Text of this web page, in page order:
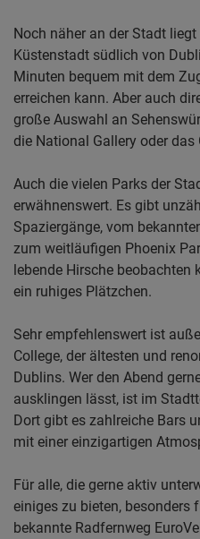
Noch näher an der Stadt
Küstenstadt südlich von
Minuten bequem mit dem
erreichen kann. Aber auch
große Auswahl an
die National Gallery oder das
Auch die vielen Parks der
erwähnenswert. Es gibt
Spaziergänge, vom
zum weitläufigen Phoenix
lebende Hirsche beobachten
ein ruhiges Plätzchen.
Sehr empfehlenswert ist
College, der ältesten und
Dublins. Wer den Abend
ausklingen lässt, ist im
Dort gibt es zahlreiche Bars
mit einer einzigartigen
Für alle, die gerne aktiv
einiges zu bieten, besonders
bekannte Radfernweg